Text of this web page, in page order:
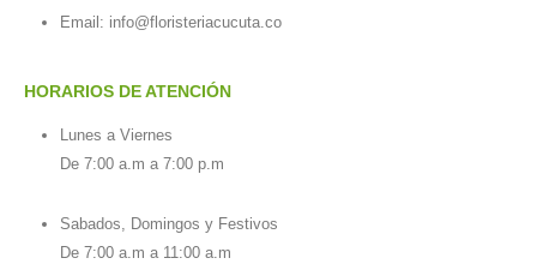
Email: info@floristeriacucuta.co
HORARIOS DE ATENCIÓN
Lunes a Viernes
De 7:00 a.m a 7:00 p.m
Sabados, Domingos y Festivos
De 7:00 a.m a 11:00 a.m